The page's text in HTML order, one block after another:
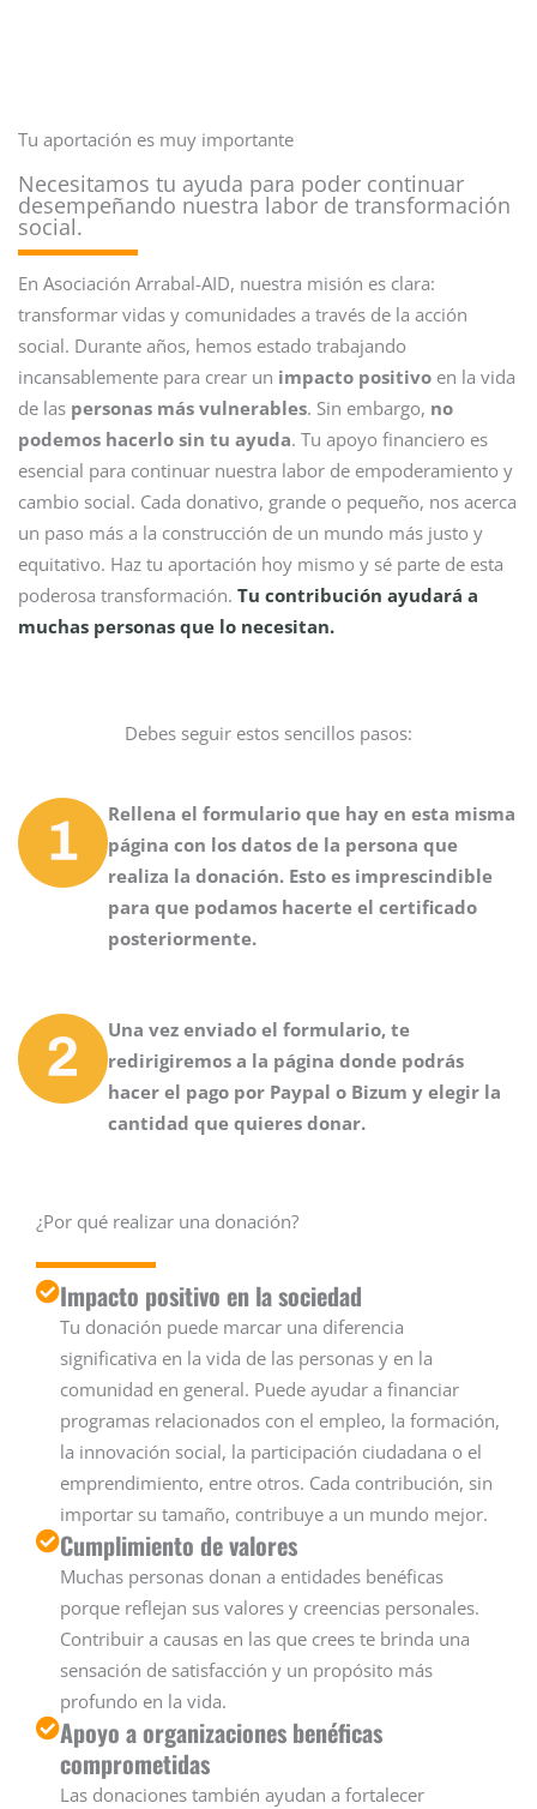
Tu aportación es muy importante
Necesitamos tu ayuda para poder continuar
desempeñando nuestra labor de transformación
social.
En Asociación Arrabal-AID, nuestra misión es clara:
transformar vidas y comunidades a través de la acción
social. Durante años, hemos estado trabajando
incansablemente para crear un impacto positivo en la vida
de las personas más vulnerables. Sin embargo, no
podemos hacerlo sin tu ayuda. Tu apoyo financiero es
esencial para continuar nuestra labor de empoderamiento y
cambio social. Cada donativo, grande o pequeño, nos acerca
un paso más a la construcción de un mundo más justo y
equitativo. Haz tu aportación hoy mismo y sé parte de esta
poderosa transformación. Tu contribución ayudará a
muchas personas que lo necesitan.
Debes seguir estos sencillos pasos:
Rellena el formulario que hay en esta misma
página con los datos de la persona que
realiza la donación. Esto es imprescindible
para que podamos hacerte el certificado
posteriormente.
Una vez enviado el formulario, te
redirigiremos a la página donde podrás
hacer el pago por Paypal o Bizum y elegir la
cantidad que quieres donar.
¿Por qué realizar una donación?
Impacto positivo en la sociedad
Tu donación puede marcar una diferencia
significativa en la vida de las personas y en la
comunidad en general. Puede ayudar a financiar
programas relacionados con el empleo, la formación,
la innovación social, la participación ciudadana o el
emprendimiento, entre otros. Cada contribución, sin
importar su tamaño, contribuye a un mundo mejor.
Cumplimiento de valores
Muchas personas donan a entidades benéficas
porque reflejan sus valores y creencias personales.
Contribuir a causas en las que crees te brinda una
sensación de satisfacción y un propósito más
profundo en la vida.
Apoyo a organizaciones benéficas
comprometidas
Las donaciones también ayudan a fortalecer